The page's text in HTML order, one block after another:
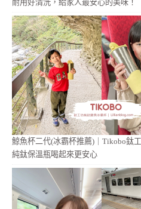
耐用好清洗，給家人最安心的美味！
鯨魚杯二代(冰霸杯推薦)｜Tikobo鈦
純鈦保溫瓶喝起來更安心